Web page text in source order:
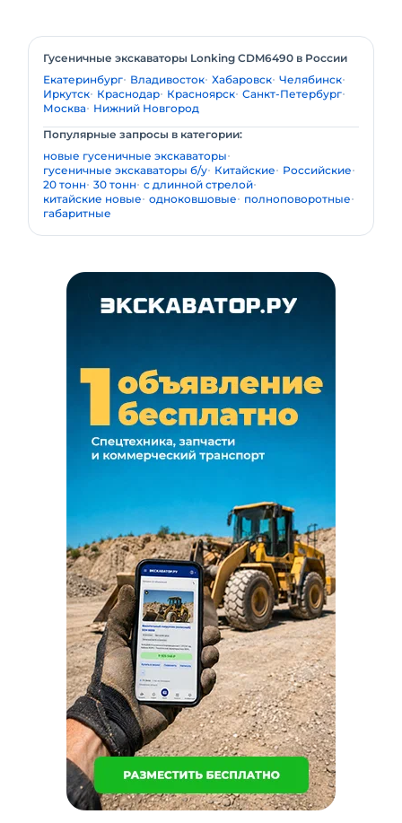
Гусеничные экскаваторы Lonking CDM6490 в России
Екатеринбург Владивосток Хабаровск Челябинск
Иркутск Краснодар Красноярск Санкт-Петербург
Москва Нижний Новгород
Популярные запросы в категории:
новые гусеничные экскаваторы
гусеничные экскаваторы б/у Китайские
Российские
20 тонн 30 тонн с длинной стрелой
китайские новые одноковшовые
полноповоротные
габаритные